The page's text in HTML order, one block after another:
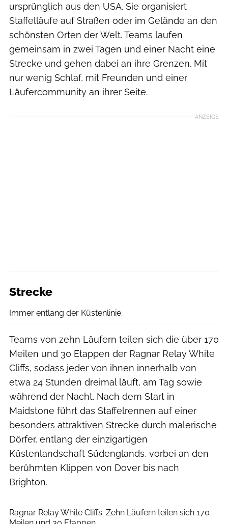
ursprünglich aus den USA. Sie organisiert
Staffelläufe auf Straßen oder im Gelände an den
schönsten Orten der Welt. Teams laufen
gemeinsam in zwei Tagen und einer Nacht eine
Strecke und gehen dabei an ihre Grenzen. Mit
nur wenig Schlaf, mit Freunden und einer
Läufercommunity an ihrer Seite.
ANZEIGE
Strecke
Immer entlang der Küstenlinie.
Teams von zehn Läufern teilen sich die über 170
Meilen und 30 Etappen der Ragnar Relay White
Cliffs, sodass jeder von ihnen innerhalb von
etwa 24 Stunden dreimal läuft, am Tag sowie
während der Nacht. Nach dem Start in
Maidstone führt das Staffelrennen auf einer
besonders attraktiven Strecke durch malerische
Dörfer, entlang der einzigartigen
Küstenlandschaft Südenglands, vorbei an den
berühmten Klippen von Dover bis nach
Brighton.
Ragnar Relay White Cliffs: Zehn Läufern teilen sich 170